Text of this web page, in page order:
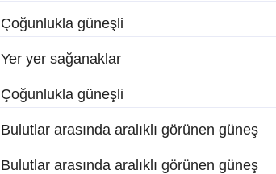
Çoğunlukla güneşli
Yer yer sağanaklar
Çoğunlukla güneşli
Bulutlar arasında aralıklı görünen güneş
Bulutlar arasında aralıklı görünen güneş